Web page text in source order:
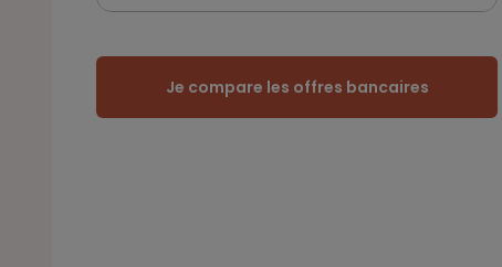
Je compare les offres bancaires